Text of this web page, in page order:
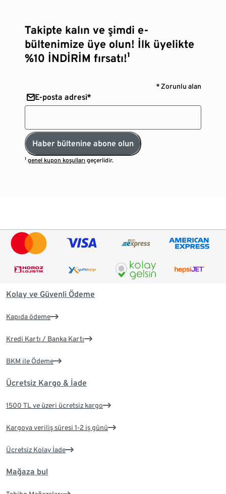
Takipte kalın ve şimdi e-
bültenimize üye olun! İlk üyelikte
%10 İNDİRİM fırsatı!¹
* Zorunlu alan
E-posta adresi*
Haber bültenine abone olun
¹genel kupon koşulları geçerlidir.
Kolay ve Güvenli Ödeme
Kapıda ödeme
Kredi Kartı / Banka Kartı
BKM ile Ödeme
Ücretsiz Kargo & İade
1500 TL ve üzeri ücretsiz kargo
Kargoya veriliş süresi 1-2 iş günü
Ücretsiz Kolay İade
Mağaza bul